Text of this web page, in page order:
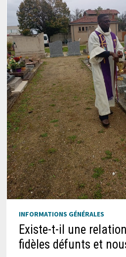
INFORMATIONS GÉNÉRALES
Existe-t-il une
fidèles défunts et